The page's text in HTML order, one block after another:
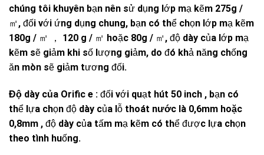
chúng tôi khuyên bạn nên sử dụng lớp mạ kẽm 275g /
㎡, đối với ứng dụng chung, bạn có thể chọn lớp mạ kẽm
180g / ㎡ ， 120 g / ㎡ hoặc 80g / ㎡, độ dày của lớp mạ
kẽm sẽ giảm khi số lượng giảm, do đó khả năng chống
ăn mòn sẽ giảm tương đối.
Độ dày của Orific e : đối với quạt hút 50 inch , bạn có
thể lựa chọn độ dày của lỗ thoát nước là 0,6mm hoặc
0,8mm , độ dày của tấm mạ kẽm có thể được lựa chọn
theo tình huống.